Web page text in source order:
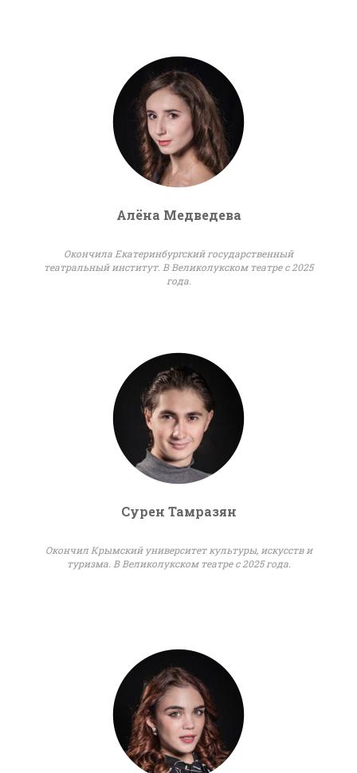
Алёна Медведева
Окончила Екатеринбургский государственный
театральный институт. В Великолукском театре с 2025
года.
Сурен Тамразян
Окончил Крымский университет культуры, искусств и
туризма. В Великолукском театре с 2025 года.